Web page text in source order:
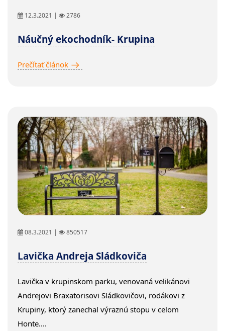
12.3.2021 | 2786
Náučný ekochodník- Krupina
Prečítať článok
08.3.2021 | 850517
Lavička Andreja Sládkoviča
Lavička v krupinskom parku, venovaná velikánovi
Andrejovi Braxatorisovi Sládkovičovi, rodákovi z
Krupiny, ktorý zanechal výraznú stopu v celom
Honte....